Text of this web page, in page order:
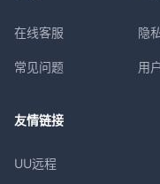
在线客服
常见问题
隐
用
友情链接
UU远程